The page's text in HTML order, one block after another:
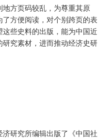
地方页码较乱，为尊重其原
方便阅读，对个别跨页的表
些史料的出版，能为中国近
究素材，进而推动经济史研
研究所编辑出版了《中国社